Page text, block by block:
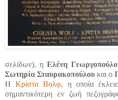
σελίδων), η Ελένη
Σωτηρία Σταυρακοπούλου και ο
ΗΚρίστα Βολφ, η οποία
σημαντικότερη εν ζωή